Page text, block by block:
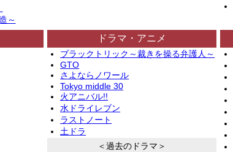
～
ドラマ・アニメ
ブラックトリック～裁きを操る弁護人～
GTO
さよならノワール
Tokyo middle 30
火アニバル!!
水ドライレブン
ラストノート
土ドラ
＜過去のドラマ＞